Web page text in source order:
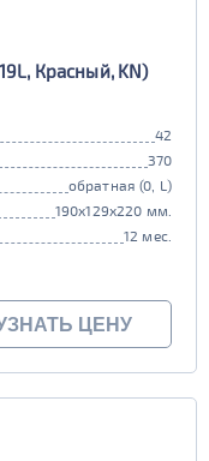
Красный, KN)
42
370
обратная (0, L)
190x129x220 мм.
12 мес.
ЦЕНУ